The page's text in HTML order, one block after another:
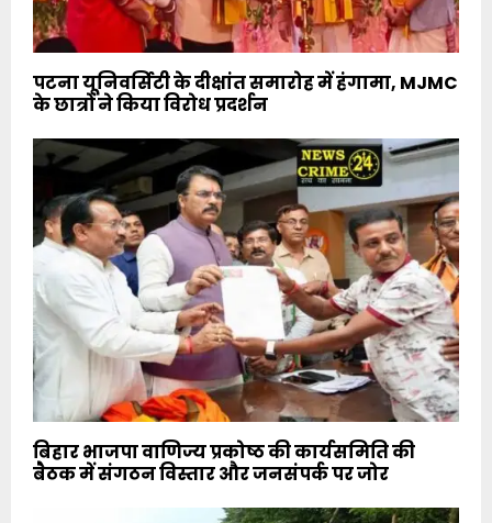
पटना यूनिवर्सिटी के दीक्षांत समारोह में हंगामा, MJMC
के छात्रों ने किया विरोध प्रदर्शन
बिहार भाजपा वाणिज्य प्रकोष्ठ की कार्यसमिति की
बैठक में संगठन विस्तार और जनसंपर्क पर जोर